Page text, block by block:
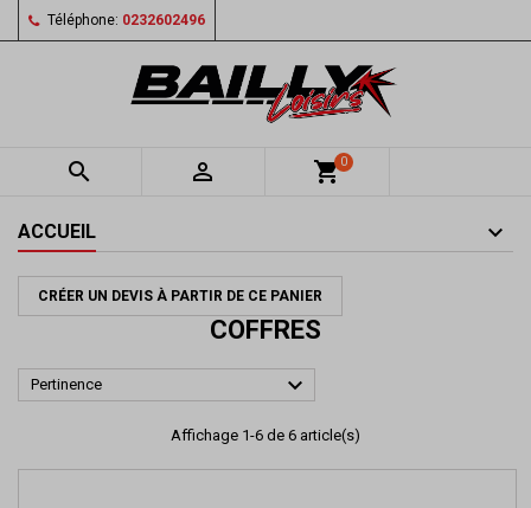
Téléphone: 0232602496
  shopping_cart0
ACCUEIL
CRÉER UN DEVIS À PARTIR DE CE PANIER
COFFRES
Pertinence 
Affichage 1-6 de 6 article(s)